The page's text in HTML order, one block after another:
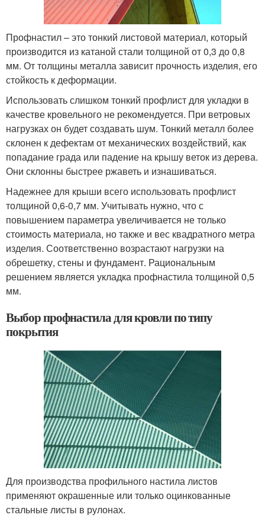
Профнастил – это тонкий листовой материал, который
производится из катаной стали толщиной от 0,3 до 0,8
мм. От толщины металла зависит прочность изделия, его
стойкость к деформации.
Использовать слишком тонкий профлист для укладки в
качестве кровельного не рекомендуется. При ветровых
нагрузках он будет создавать шум. Тонкий металл более
склонен к дефектам от механических воздействий, как
попадание града или падение на крышу веток из дерева.
Они склонны быстрее ржаветь и изнашиваться.
Надежнее для крыши всего использовать профлист
толщиной 0,6-0,7 мм. Учитывать нужно, что с
повышением параметра увеличивается не только
стоимость материала, но также и вес квадратного метра
изделия. Соответственно возрастают нагрузки на
обрешетку, стены и фундамент. Рациональным
решением является укладка профнастила толщиной 0,5
мм.
Выбор профнастила для кровли по типу
покрытия
Для производства профильного настила листов
применяют окрашенные или только оцинкованные
стальные листы в рулонах.